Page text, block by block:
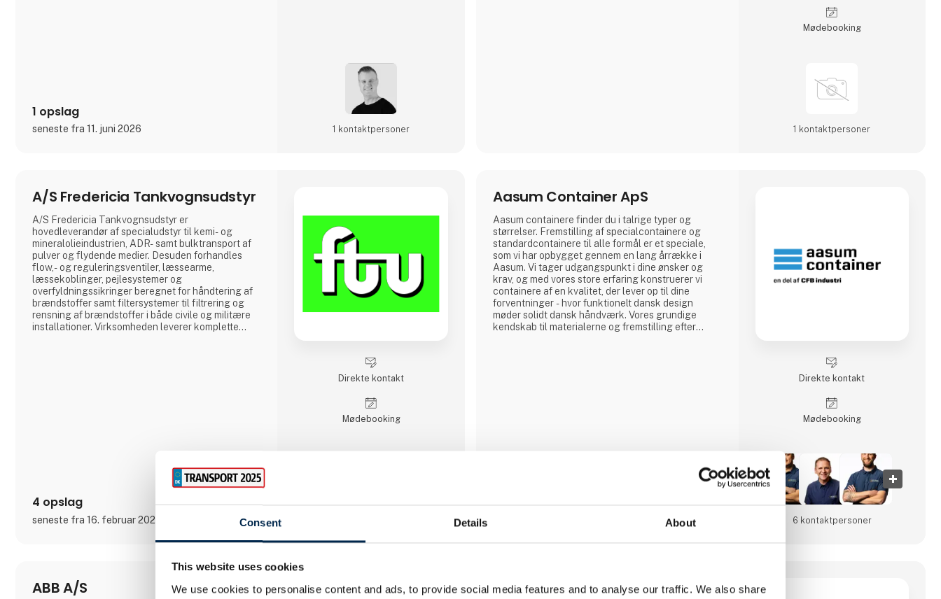
Consent Details About
This website uses cookies
We use cookies to personalise content and ads, to provide social media features and to analyse our traffic. We also share
1 opslag
seneste fra 11. juni 2026 1 kontakt­personer
Møde­booking
1 kontakt­personer
A/S Fredericia Tankvognsudstyr
A/S Fredericia Tankvognsudstyr er
hovedleverandør af specialudstyr til kemi- og
mineralolieindustrien, ADR- samt bulktransport af
pulver og flydende medier. Desuden forhandles
flow,- og reguleringsventiler, læssearme,
læssekoblinger, pejlesystemer og
overfyldningssikringer beregnet for håndtering af
brændstoffer samt filtersystemer til filtrering og
rensning af brændstoffer i både civile og militære
installationer. Virksomheden leverer komplette
4 opslag
seneste fra 16. februar 2023
Direkte kontakt
Møde­booking
Aasum Container ApS
Aasum containere finder du i talrige typer og
størrelser. Fremstilling af special­containere og
standard­containere til alle formål er et speciale,
som vi har opbygget gennem en lang årrække i
Aasum. Vi tager udgangspunkt i dine ønsker og
krav, og med vores store erfaring konstruerer vi
containere af en kvalitet, der lever op til dine
forventninger - hvor funktionelt dansk design
møder solidt dansk håndværk. Vores grundige
kendskab til materialerne og fremstilling efter
3 opslag
Direkte kontakt
Møde­booking
6 kontakt­personer
ABB A/S AC Hydraulic A/S